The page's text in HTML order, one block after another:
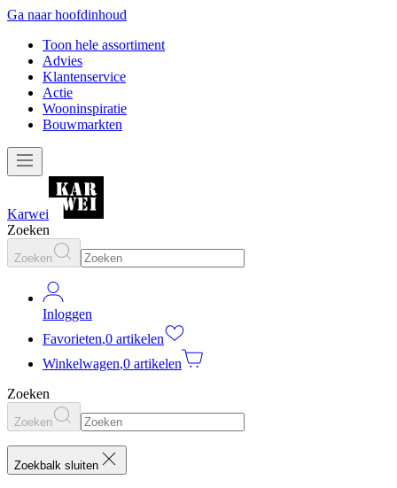
Ga naar hoofdinhoud
Toon hele assortiment
Advies
Klantenservice
Actie
Wooninspiratie
Bouwmarkten
Karwei
Zoeken
Zoeken
Inloggen
Favorieten,0 artikelen
Winkelwagen,0 artikelen
Zoeken
Zoeken
Zoekbalk sluiten